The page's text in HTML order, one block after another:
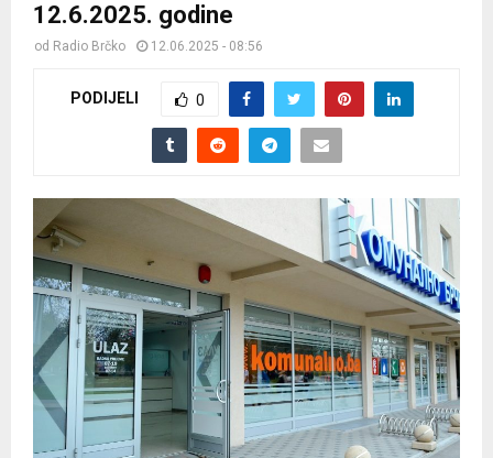
12.6.2025. godine
od Radio Brčko 12.06.2025 - 08:56
PODIJELI 0